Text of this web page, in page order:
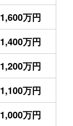
1,600万円
1,400万円
1,200万円
1,100万円
1,000万円